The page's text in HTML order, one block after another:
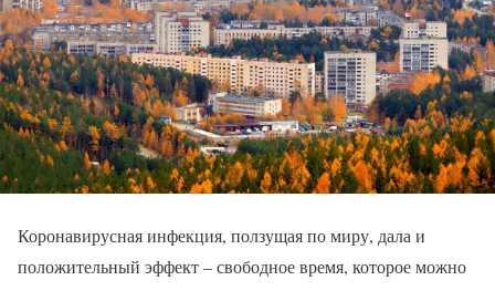
Коронавирусная инфекция, ползущая по миру, дала и
положительный эффект – свободное время, которое можно